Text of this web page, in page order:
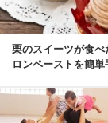
栗のスイーツが食
ロンペーストを簡